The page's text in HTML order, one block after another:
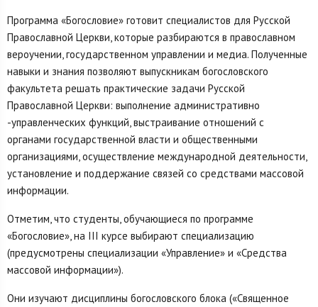
Программа «Богословие» готовит специалистов для Русской
Православной Церкви, которые разбираются в православном
вероучении, государственном управлении и медиа. Полученные
навыки и знания позволяют выпускникам богословского
факультета решать практические задачи Русской
Православной Церкви: выполнение административно
-управленческих функций, выстраивание отношений с
органами государственной власти и общественными
организациями, осуществление международной деятельности,
установление и поддержание связей со средствами массовой
информации.
Отметим, что студенты, обучающиеся по программе
«Богословие», на III курсе выбирают специализацию
(предусмотрены специализации «Управление» и «Средства
массовой информации»).
Они изучают дисциплины богословского блока («Священное